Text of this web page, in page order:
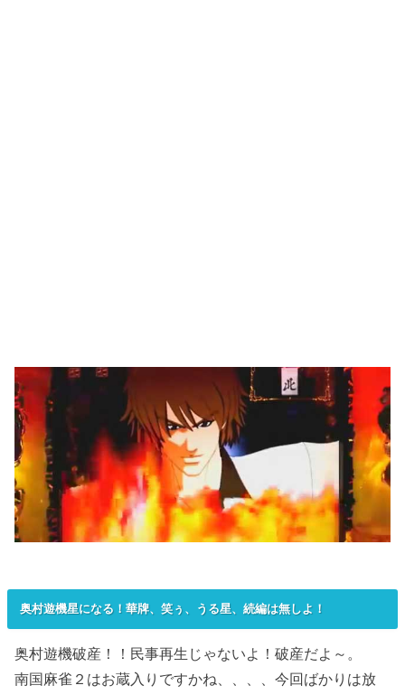
奥村遊機星になる！華牌、笑ぅ、うる星、続編は無しよ！
奥村遊機破産！！民事再生じゃないよ！破産だよ～。
南国麻雀２はお蔵入りですかね、、、、今回ばかりは放